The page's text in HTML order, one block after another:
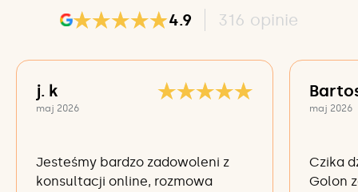
4.9 316 opinie
j. k
maj 2026
Jesteśmy bardzo zadowoleni z
konsultacji online, rozmowa
maj 2026
Czika
Golon